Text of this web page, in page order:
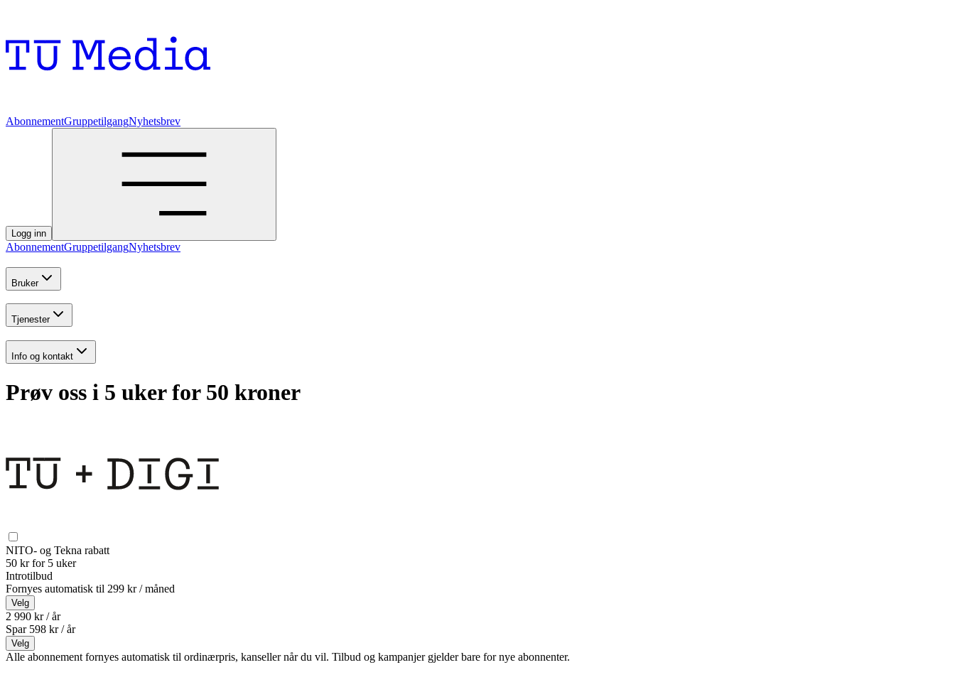
AbonnementGruppetilgangNyhetsbrev
Logg inn
AbonnementGruppetilgangNyhetsbrev
Bruker
Tjenester
Info og kontakt
Prøv oss i 5 uker for 50 kroner
NITO- og Tekna rabatt
50 kr for 5 uker
Introtilbud
Fornyes automatisk til 299 kr / måned
Velg
2 990 kr / år
Spar 598 kr /år
Velg
Alle abonnement fornyes automatisk til ordinærpris, kanseller når du vil. Tilbud og kampanjer gjelder bare for nye abonnenter.